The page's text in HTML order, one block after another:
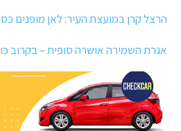
הרצל קרן במועצת העיר: לאן מופנים
אגרת השמירה אושרה סופית – בקרוב